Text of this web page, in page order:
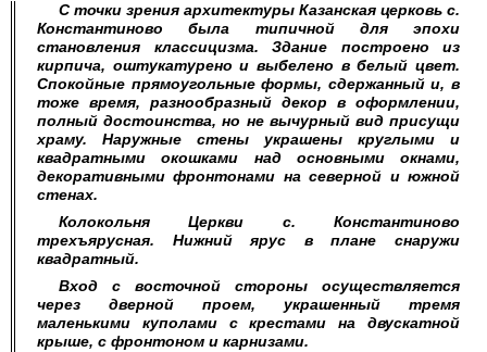
С точки зрения архитектуры Казанская церковь с.
Константиново была типичной для эпохи
становления классицизма. Здание построено из
кирпича, оштукатурено и выбелено в белый цвет.
Спокойные прямоугольные формы, сдержанный и, в
тоже время, разнообразный декор в оформлении,
полный достоинства, но не вычурный вид присущи
храму. Наружные стены украшены круглыми и
квадратными окошками над основными окнами,
декоративными фронтонами на северной и южной
стенах.
Колокольня Церкви с. Константиново
трехъярусная. Нижний ярус в плане снаружи
квадратный.
Вход с восточной стороны осуществляется
через дверной проем, украшенный тремя
маленькими куполами с крестами на двускатной
крыше, с фронтоном и карнизами.